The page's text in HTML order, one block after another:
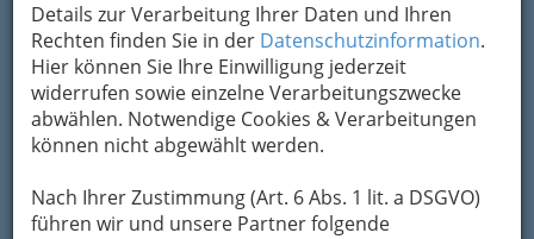
Details zur Verarbeitung Ihrer Daten und Ihren
Rechten finden Sie in der Datenschutzinformation.
Hier können Sie Ihre Einwilligung jederzeit
widerrufen sowie einzelne Verarbeitungszwecke
abwählen. Notwendige Cookies & Verarbeitungen
können nicht abgewählt werden.
Nach Ihrer Zustimmung (Art. 6 Abs. 1 lit. a DSGVO)
führen wir und unsere Partner folgende
bewahren , verwenden wir an dieser Stelle zur
Übermittlung Ihrer Nachricht ein sicheres
Formular. Ihre Nachricht wird nach dem
Absenden umgehend per Mail an das
Unternehmen Fröhlich Buschenschank -
Weingut weitergeleitet.
Mein Name